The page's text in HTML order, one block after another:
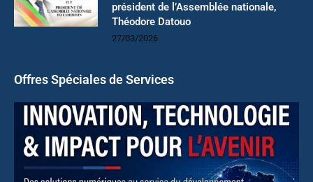
président de l’Assemblée nationale,
Théodore Datouo
27/03/2026
Offres Spéciales de Services